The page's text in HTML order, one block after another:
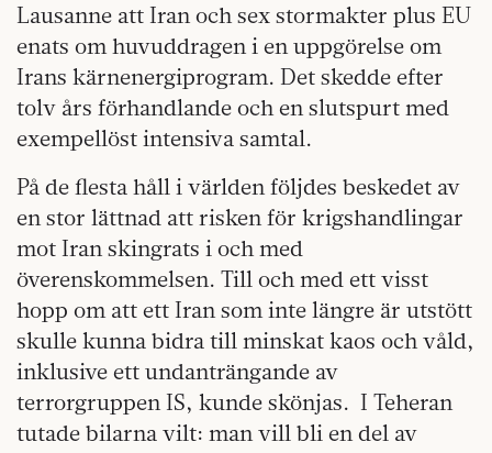
Lausanne att Iran och sex stormakter plus EU
enats om huvuddragen i en uppgörelse om
Irans kärnenergiprogram. Det skedde efter
tolv års förhandlande och en slutspurt med
exempellöst intensiva samtal.
På de flesta håll i världen följdes beskedet av
en stor lättnad att risken för krigshandlingar
mot Iran skingrats i och med
överenskommelsen. Till och med ett visst
hopp om att ett Iran som inte längre är utstött
skulle kunna bidra till minskat kaos och våld,
inklusive ett undanträngande av
terrorgruppen IS, kunde skönjas. I Teheran
tutade bilarna vilt: man vill bli en del av